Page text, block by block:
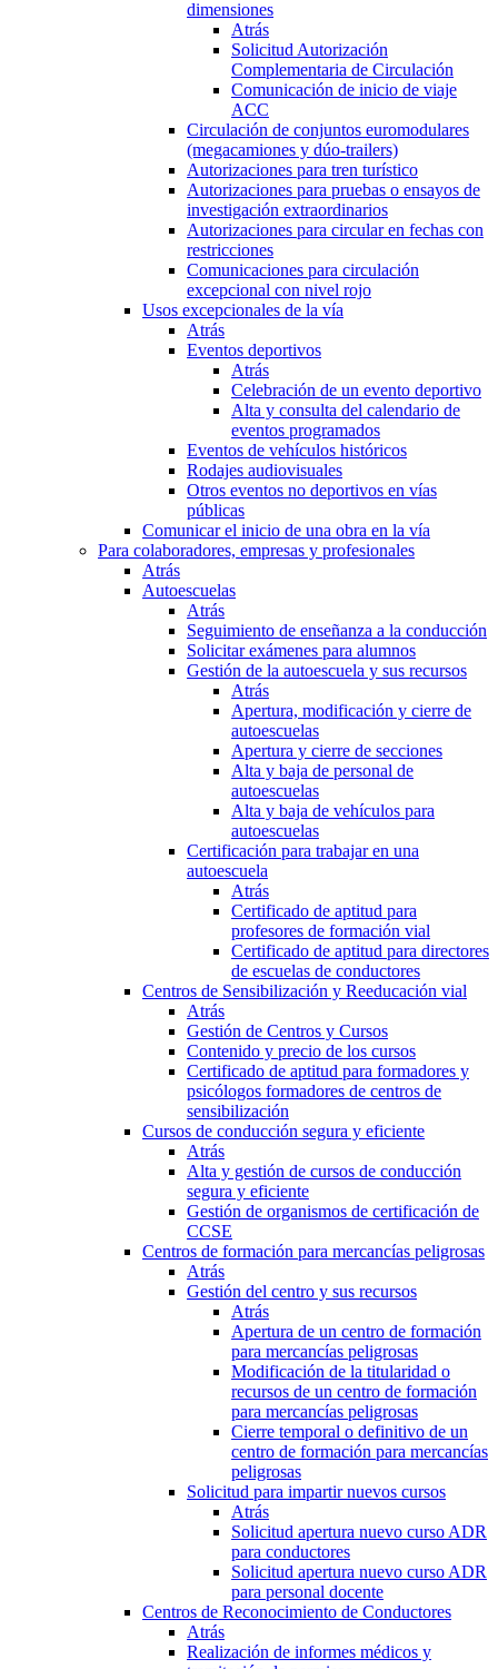
dimensiones
Atrás
Solicitud Autorización
Complementaria de Circulación
Comunicación de inicio de viaje
ACC
Circulación de conjuntos euromodulares
(megacamiones y dúo-trailers)
Autorizaciones para tren turístico
Autorizaciones para pruebas o ensayos de
investigación extraordinarios
Autorizaciones para circular en fechas con
restricciones
Comunicaciones para circulación
excepcional con nivel rojo
Usos excepcionales de la vía
Atrás
Eventos deportivos
Atrás
Celebración de un evento deportivo
Alta y consulta del calendario de
eventos programados
Eventos de vehículos históricos
Rodajes audiovisuales
Otros eventos no deportivos en vías
públicas
Comunicar el inicio de una obra en la vía
Para colaboradores, empresas y profesionales
Atrás
Autoescuelas
Atrás
Seguimiento de enseñanza a la conducción
Solicitar exámenes para alumnos
Gestión de la autoescuela y sus recursos
Atrás
Apertura, modificación y cierre de
autoescuelas
Apertura y cierre de secciones
Alta y baja de personal de
autoescuelas
Alta y baja de vehículos para
autoescuelas
Certificación para trabajar en una
autoescuela
Atrás
Certificado de aptitud para
profesores de formación vial
Certificado de aptitud para directores
de escuelas de conductores
Centros de Sensibilización y Reeducación vial
Atrás
Gestión de Centros y Cursos
Contenido y precio de los cursos
Certificado de aptitud para formadores y
psicólogos formadores de centros de
sensibilización
Cursos de conducción segura y eficiente
Atrás
Alta y gestión de cursos de conducción
segura y eficiente
Gestión de organismos de certificación de
CCSE
Centros de formación para mercancías peligrosas
Atrás
Gestión del centro y sus recursos
Atrás
Apertura de un centro de formación
para mercancías peligrosas
Modificación de la titularidad o
recursos de un centro de formación
para mercancías peligrosas
Cierre temporal o definitivo de un
centro de formación para mercancías
peligrosas
Solicitud para impartir nuevos cursos
Atrás
Solicitud apertura nuevo curso ADR
para conductores
Solicitud apertura nuevo curso ADR
para personal docente
Centros de Reconocimiento de Conductores
Atrás
Realización de informes médicos y